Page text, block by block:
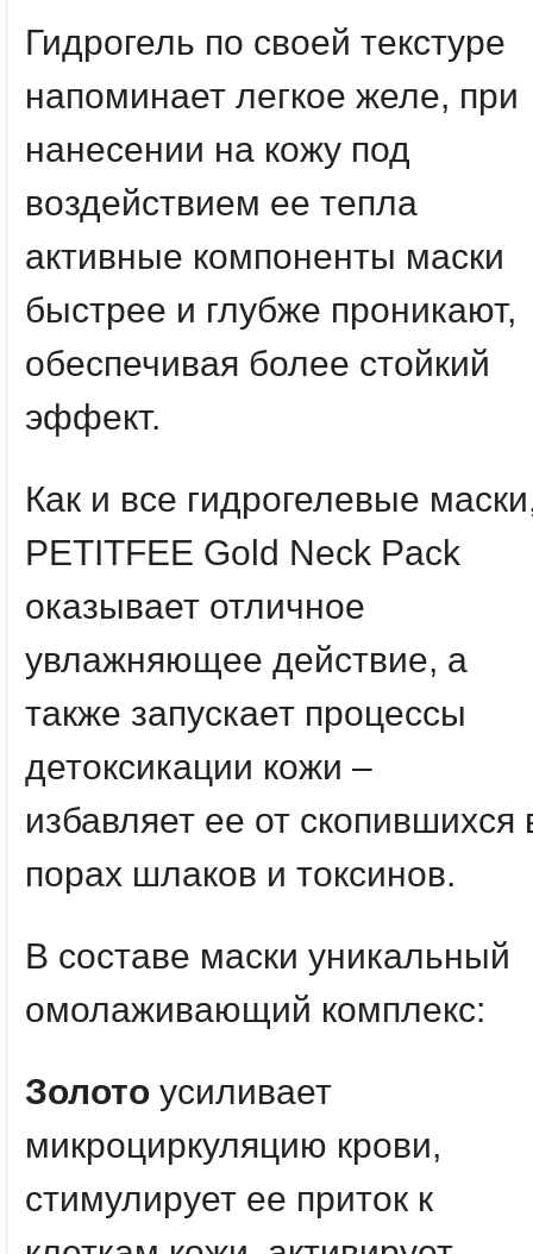
Гидрогель по своей текстуре
напоминает легкое желе, при
нанесении на кожу под
воздействием ее тепла
активные компоненты маски
быстрее и глубже проникают,
обеспечивая более стойкий
эффект.
Как и все гидрогелевые
PETITFEE Gold Neck Pack
оказывает отличное
увлажняющее действие, а
также запускает процессы
детоксикации кожи –
избавляет ее от скопившихся
порах шлаков и токсинов.
В составе маски уникальный
омолаживающий комплекс:
Золото усиливает
микроциркуляцию крови,
стимулирует ее приток к